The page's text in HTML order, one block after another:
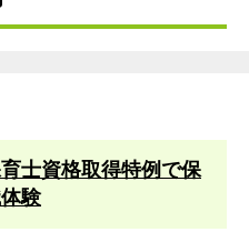
士資格取得特例で保
験